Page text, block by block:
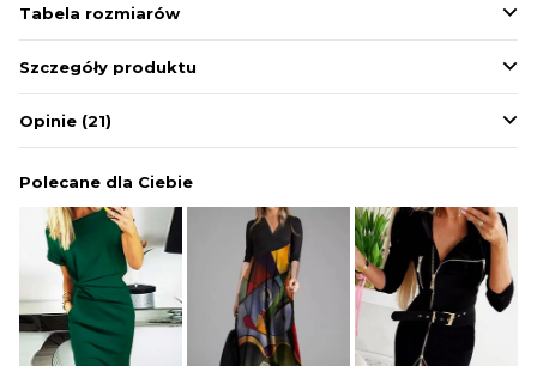
SWETRY
BIELIZNA
Tabela rozmiarów
Szczegóły produktu
Opinie (21)
Polecane dla Ciebie